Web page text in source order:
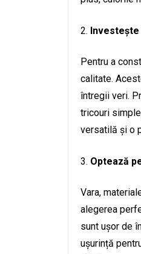
Investește
Pentru a
calitate.
întregii veri.
tricouri
versatilă și o
Optează
Vara,
alegerea
sunt ușor de
ușurință